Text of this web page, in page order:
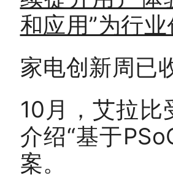
和应用”为行
家电创新周已
10月，艾拉比
介绍“基于
案。